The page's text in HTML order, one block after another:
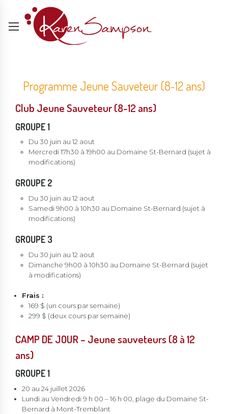
Programme Jeune Sauveteur (8-12 ans)
Club Jeune Sauveteur (8-12 ans)
GROUPE 1
Du 30 juin au 12 aout
Mercredi 17h30 à 19h00 au Domaine St-Bernard (sujet à
modifications)
GROUPE 2
Du 30 juin au 12 aout
Samedi 9h00 à 10h30 au Domaine St-Bernard (sujet à
modifications)
GROUPE 3
Du 30 juin au 12 aout
Dimanche 9h00 à 10h30 au Domaine St-Bernard (sujet
à modifications)
Frais :
169 $ (un cours par semaine)
299 $ (deux cours par semaine)
CAMP DE JOUR – Jeune sauveteurs (8 à 12
ans)
GROUPE 1
20 au 24 juillet 2026
Lundi au Vendredi 9 h 00 – 16 h 00, plage du Domaine St-
Bernard à Mont-Tremblant